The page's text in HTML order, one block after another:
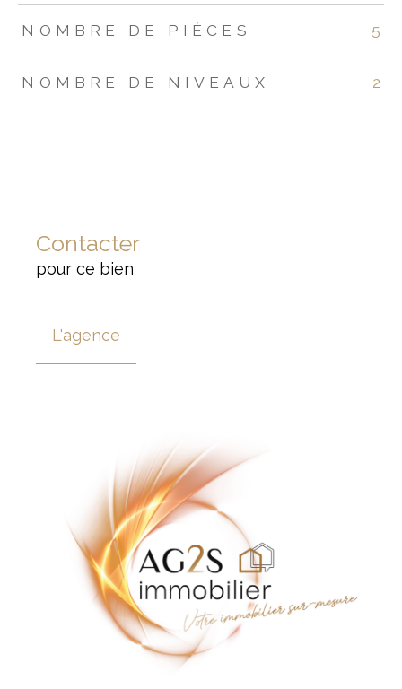
NOMBRE DE PIÈCES 5
NOMBRE DE NIVEAUX 2
Contacter
pour ce bien
L'agence